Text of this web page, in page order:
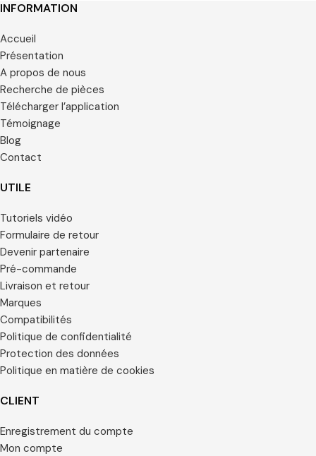
INFORMATION
Accueil
Présentation
A propos de nous
Recherche de pièces
Télécharger l’application
Témoignage
Blog
Contact
UTILE
Tutoriels vidéo
Formulaire de retour
Devenir partenaire
Pré-commande
Livraison et retour
Marques
Compatibilités
Politique de confidentialité
Protection des données
Politique en matière de cookies
CLIENT
Enregistrement du compte
Mon compte